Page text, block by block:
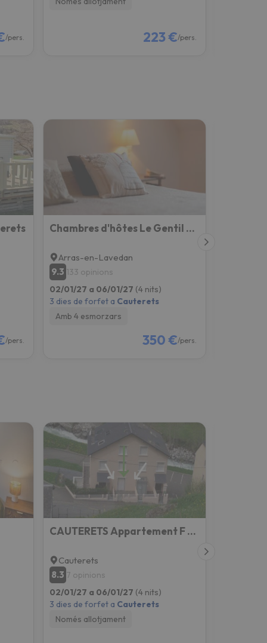
/pers. 223 €/pers.
/pers.
Chambres d'hôtes Le Gentil Home
Arras-en-Lavedan
9.3 133 opinions
02/01/27 a 06/01/27 (4 nits)
3 dies de forfet a Cauterets
Amb 4 esmorzars
350 €/pers.
CAUTERETS Appartement F 2 vue sur montagne
Cauterets
8.3 7 opinions
02/01/27 a 06/01/27 (4 nits)
3 dies de forfet a Cauterets
Només allotjament